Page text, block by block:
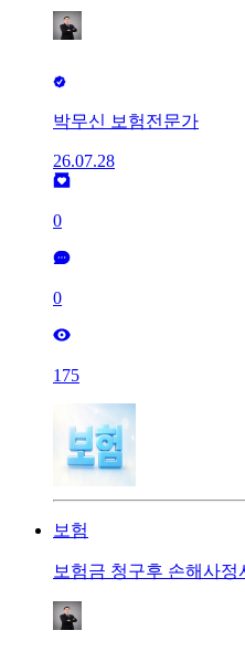
박무신 보험전문가
26.07.28
0
0
175
보험
보험금 청구후 손해사